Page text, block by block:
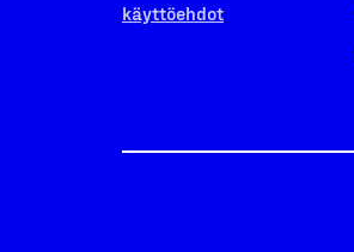
käyttöehdot